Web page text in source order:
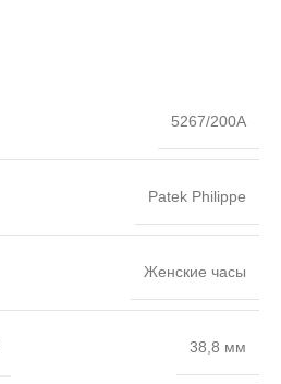
5267/200A
Patek Philippe
Женские часы
38,8 мм